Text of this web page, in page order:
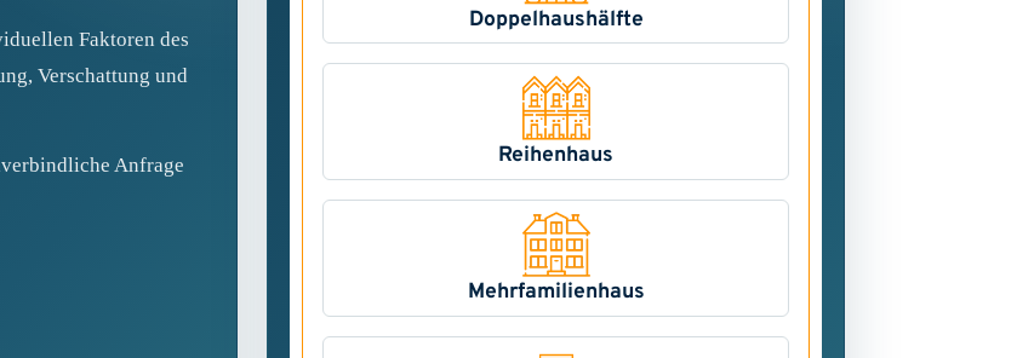
Faktoren des
Verschattung und
Anfrage